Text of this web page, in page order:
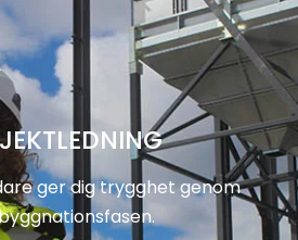
ger dig trygghet genom